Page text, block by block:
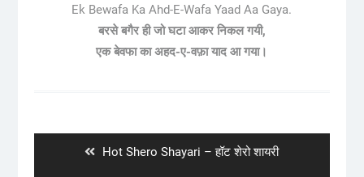
Ek Bewafa Ka Ahd-E-Wafa Yaad Aa Gaya.
बरसे बगैर ही जो घटा आकर निकल गयी,
एक बेवफा का अहद-ए-वफ़ा याद आ गया।
Previous
Hot Shero Shayari – हॉट शेरो शायरी